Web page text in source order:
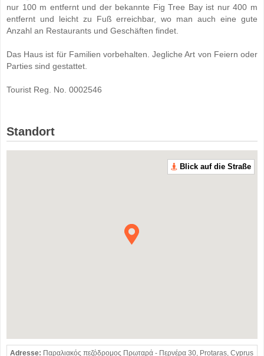
nur 100 m entfernt und der bekannte Fig Tree Bay ist nur 400 m
entfernt und leicht zu Fuß erreichbar, wo man auch eine gute
Anzahl an Restaurants und Geschäften findet.
Das Haus ist für Familien vorbehalten. Jegliche Art von Feiern oder
Parties sind gestattet.
Tourist Reg. No. 0002546
Standort
Blick auf die Straße
Adresse: Παραλιακός πεζόδρομος Πρωταρά - Περνέρα 30, Protaras, Cyprus